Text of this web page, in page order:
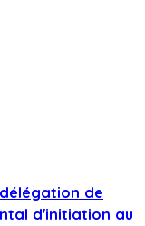
de
d'initiation au